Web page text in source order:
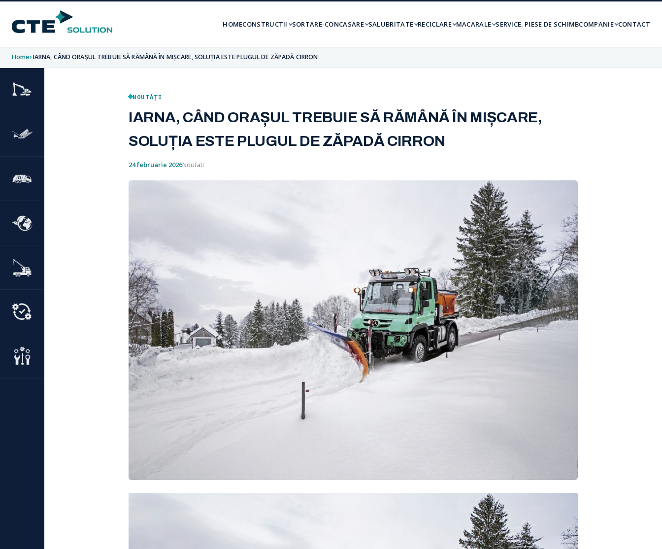
HOMECONSTRUCTII SORTARE-CONCASARE SALUBRITATE RECICLARE MACARALE SERVICE. PIESE DE SCHIMBCOMPANIE CONTACT
Home IARNA, CÂND ORAȘUL TREBUIE SĂ RĂMÂNĂ ÎN MIȘCARE, SOLUȚIA ESTE PLUGUL DE ZĂPADĂ CIRRON
NOUTĂȚI
IARNA, CÂND ORAȘUL TREBUIE SĂ RĂMÂNĂ ÎN MIȘCARE,
SOLUȚIA ESTE PLUGUL DE ZĂPADĂ CIRRON
24 februarie 2026Noutati